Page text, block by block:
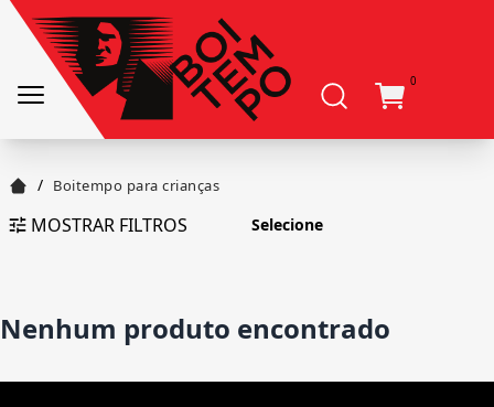
0
/ Boitempo para crianças
MOSTRAR FILTROS
Nenhum produto encontrado